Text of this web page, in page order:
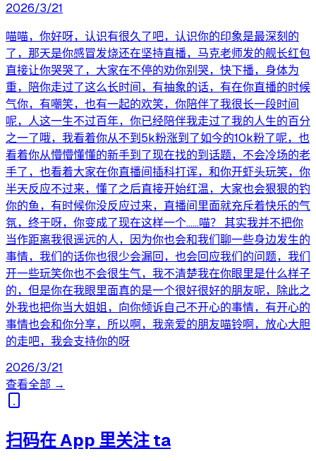
2026/3/21
喵喵，你好呀，认识有很久了吧，认识你的印象是最深刻的
了，那天是你感冒发烧还在坚持直播，马克老师发的舰长红包
直接让你哭哭了，大家在不停的劝你别哭，快下播，身体为
重，陪你走过了这么长时间，有抽象的话，有在你直播的时候
气你，有嘲笑，也有一起的欢笑，你陪伴了我很长一段时间
呢，人这一生不过百年，你已经陪伴我走过了我的人生的百分
之一了哦，我看着你从不到5k粉涨到了如今的10k粉了呢，也
看着你从懵懵懂懂的新手到了现在找的到话题，不会冷场的老
手了，也看着大家在你直播间插科打诨，和你开虾头玩笑，你
半天反应不过来，懂了之后直接开始红温，大家也会狠狠的钓
你的鱼，有时候你没反应过来，直播间里面就充斥着快乐的气
氛，终于呀，你变成了现在这样一个……喵？ 其实我并不把你
当作距离我很遥远的人，因为你也会和我们聊一些身边发生的
事情，我们的话你也很少会漏回，也会回应我们的问题，我们
开一些玩笑你也不会很生气，我不清楚我在你眼里是什么样子
的，但是你在我眼里面真的是一个很好很好的朋友呢，除此之
外我也把你当大姐姐，向你倾诉自己不开心的事情，有开心的
事情也会和你分享，所以啊，我亲爱的朋友喵铃啊，放心大胆
的走吧，我会支持你的呀
2026/3/21
查看全部 →
扫码在 App 里关注 ta